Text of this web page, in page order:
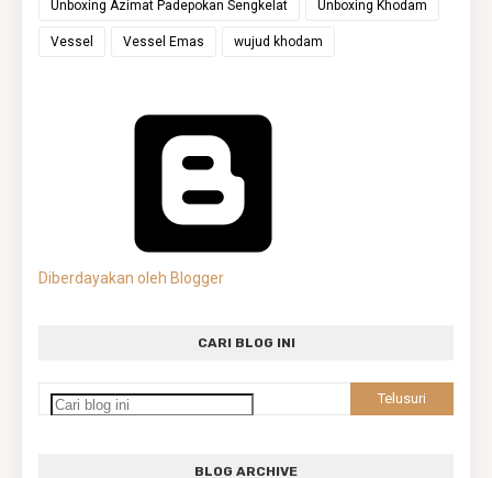
Unboxing Azimat Padepokan Sengkelat Unboxing Khodam
Vessel Vessel Emas wujud khodam
Diberdayakan oleh Blogger
CARI BLOG INI
BLOG ARCHIVE